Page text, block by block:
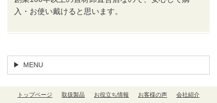
入・お使い戴けると思います。
MENU
トップページ 取扱製品 お役立ち情報 お客様の声
会社紹介